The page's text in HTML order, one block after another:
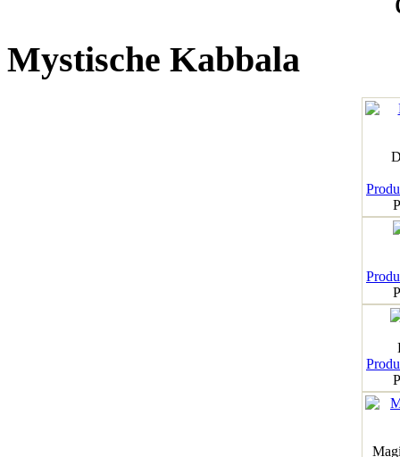
Mystische Kabbala